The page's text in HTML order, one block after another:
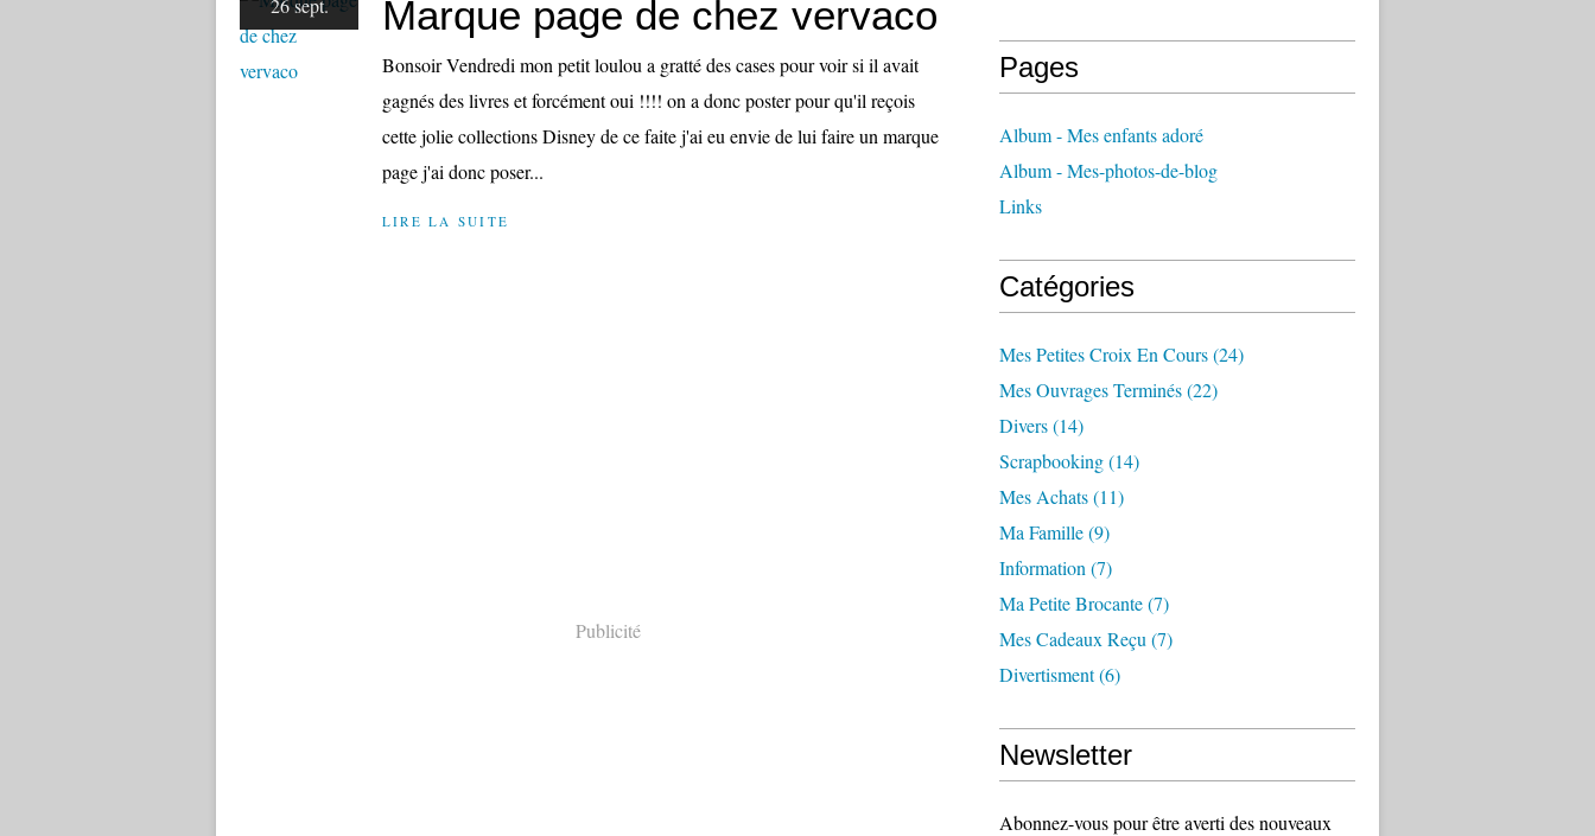
26 sept. Marque page de chez vervaco
Bonsoir Vendredi mon petit loulou a gratté des cases pour voir si il avait
gagnés des livres et forcément oui !!!! on a donc poster pour qu'il reçois
cette jolie collections Disney de ce faite j'ai eu envie de lui faire un marque
page j'ai donc poser...
LIRE LA SUITE
Publicité
Pages
Album - Mes enfants adoré
Album - Mes-photos-de-blog
Links
Catégories
Mes Petites Croix En Cours(24)
Mes Ouvrages Terminés(22)
Divers(14)
Scrapbooking(14)
Mes Achats(11)
Ma Famille(9)
Information (7)
Ma Petite Brocante(7)
Mes Cadeaux Reçu (7)
Divertisment(6)
Newsletter
Abonnez-vous pour être averti des nouveaux